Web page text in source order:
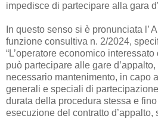
impedisce di partecipare alla gara
In questo senso si è pronunciata l’
funzione consultiva n. 2/2024,
“L’operatore economico
può partecipare alle gare d’appalto,
necessario mantenimento, in capo
generali e speciali di
durata della procedura stessa e
esecuzione del contratto d’appalto,